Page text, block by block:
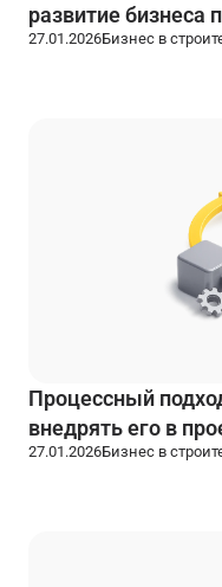
развитие бизнеса
27.01.2026Бизнес в
Процессный
внедрять его в
27.01.2026Бизнес в